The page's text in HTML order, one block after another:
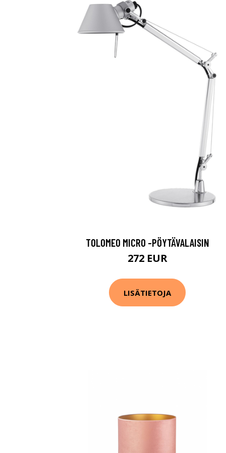
TOLOMEO MICRO -PÖYTÄVALAISIN
272 EUR
LISÄTIETOJA